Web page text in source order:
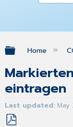
Expand/
Home
eintragen
Last updated